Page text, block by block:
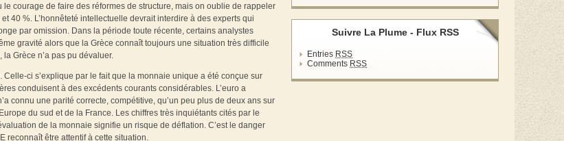
courage de faire des réformes de structure, mais on oublie de rappeler
40 %. L’honnêteté intellectuelle devrait interdire à des experts qui
par omission. Dans la période toute récente, certains analystes
gravité alors que la Grèce connaît toujours une situation très difficile
Grèce n’a pas pu dévaluer.
ci s’explique par le fait que la monnaie unique a été conçue sur
conduisent à des excédents courants considérables. L’euro a
connu une parité correcte, compétitive, qu’un peu plus de deux ans sur
du sud et de la France. Les chiffres très inquiétants cités par le
de la monnaie signifie un risque de déflation. C’est le danger
reconnaît être attentif à cette situation.
Suivre La Plume - Flux RSS
Entries RSS
Comments RSS